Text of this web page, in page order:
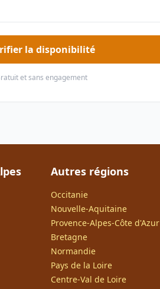
la disponibilité
et sans engagement
Autres régions
Occitanie
Nouvelle-Aquitaine
Provence-Alpes-Côte d'Azur
Bretagne
Normandie
Pays de la Loire
Centre-Val de Loire